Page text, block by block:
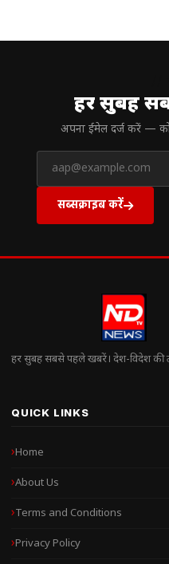
हर सुबह
अपना ईमेल दर्ज करें —
सब्सक्राइब करें
हर सुबह सबसे पहले खबरें। देश-विदेश की
QUICK LINKS
Home
About Us
Terms and Conditions
Privacy Policy